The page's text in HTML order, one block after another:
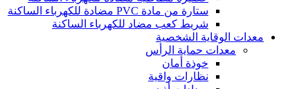
ستارة من مادة PVC مضادة للكهرباء الساكنة
شريط كعب مضاد للكهرباء الساكنة
معدات الوقاية الشخصية
معدات حماية الرأس
خوذة أمان
نظارات واقية